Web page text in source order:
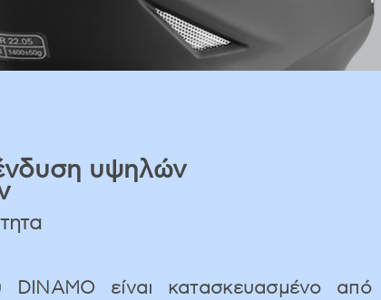
υψηλών
DINAMO είναι κατασκευασμένο από